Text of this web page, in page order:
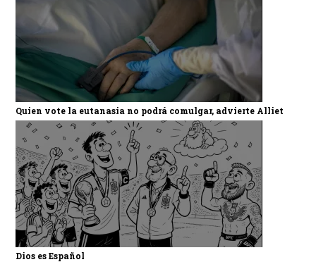
Quien vote la eutanasia no podrá comulgar, advierte Alliet
Dios es Español